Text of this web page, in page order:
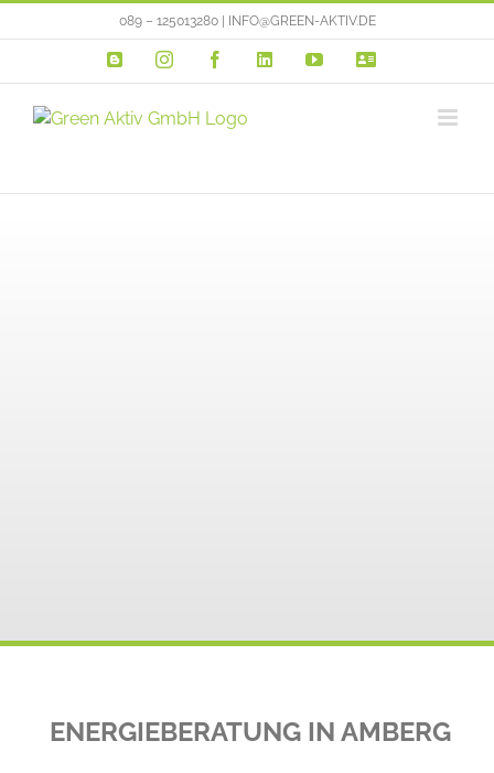
Inhalt
089 – 125013280 | INFO@GREEN-AKTIV.DE
Blogger
InstagramFacebookLinkedIn
YouTube
ENERGIEBERATUNG IN AMBERG